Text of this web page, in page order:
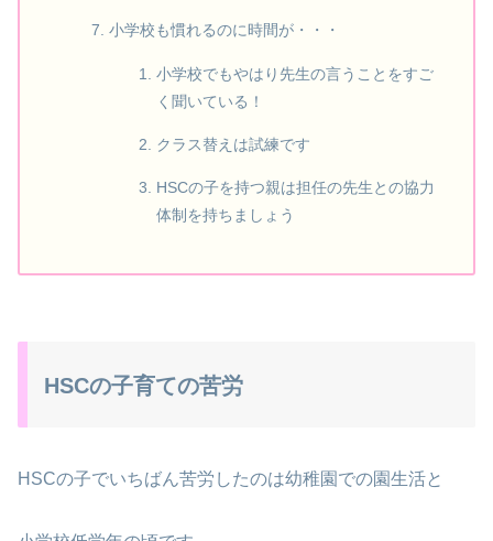
小学校も慣れるのに時間が・・・
小学校でもやはり先生の言うことをすご
く聞いている！
クラス替えは試練です
HSCの子を持つ親は担任の先生との協力
体制を持ちましょう
HSCの子育ての苦労
HSCの子でいちばん苦労したのは幼稚園での園生活と